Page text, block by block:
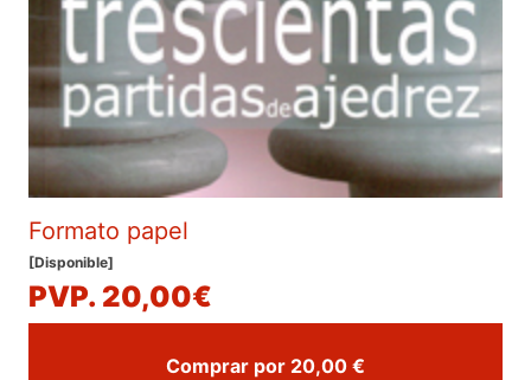
Formato papel
[Disponible]
PVP. 20,00€
Comprar por 20,00 €